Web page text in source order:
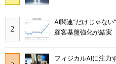
AI関連“だけじゃな
顧客基盤強化が結実
フィジカルAIに注力